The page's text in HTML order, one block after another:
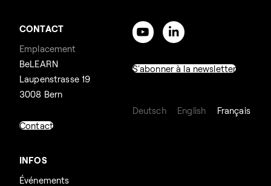
CONTACT
Emplacement
BeLEARN
Laupenstrasse 19
3008 Bern
Contact
INFOS
Événements
S'abonner à la newsletter
Deutsch English Français